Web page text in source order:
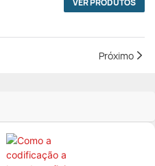
VER PRODUTOS
Próximo